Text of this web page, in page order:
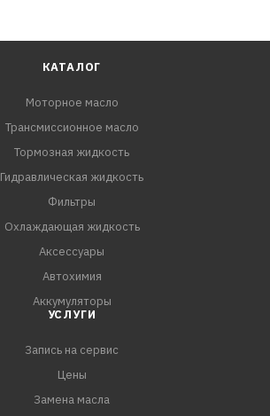
КАТАЛОГ
Моторное масло
Трансмиссионное масло
Тормозная жидкость
Гидравлическая жидкость
Фильтры
Охлаждающая жидкость
Аксессуары
Автохимия
Аккумуляторы
УСЛУГИ
Запись на сервис
Цены
Замена масла